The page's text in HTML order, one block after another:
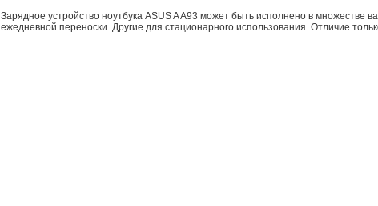
Зарядное устройство ноутбука ASUS A A93 может быть исполнено в множестве
ежедневной переноски. Другие для стационарного использования. Отличие